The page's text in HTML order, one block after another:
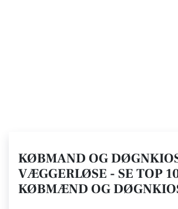
KØBMAND OG
VÆGGERLØSE - SE TOP
KØBMÆND OG